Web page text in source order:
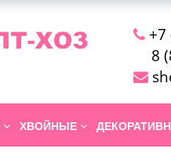
+7
8
ХВОЙНЫЕ